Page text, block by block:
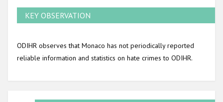
KEY OBSERVATION
ODIHR observes that Monaco has not periodically reported
reliable information and statistics on hate crimes to ODIHR.